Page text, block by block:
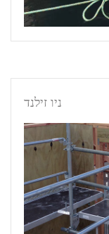
ניו זילנד